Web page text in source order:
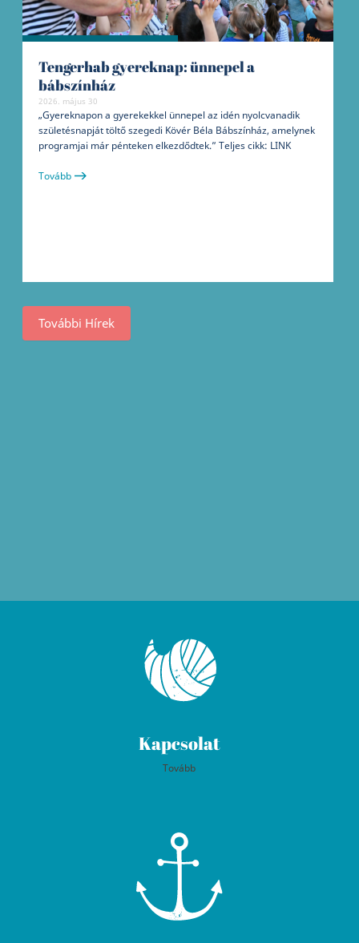
Tengerhab gyereknap: ünnepel a
bábszínház
2026. május 30
„Gyereknapon a gyerekekkel ünnepel az idén nyolcvanadik
születésnapját töltő szegedi Kövér Béla Bábszínház, amelynek
programjai már pénteken elkezdődtek.” Teljes cikk: LINK
Tovább
További Hírek
Kapcsolat
Tovább